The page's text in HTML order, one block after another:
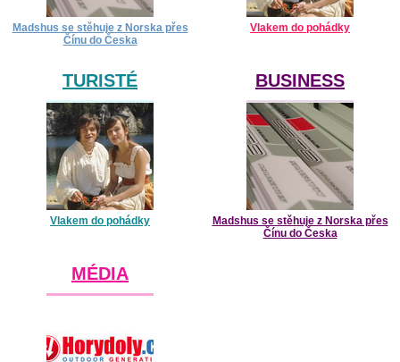
Madshus se stěhuje z Norska přes
Čínu do Česka
Vlakem do pohádky
TURISTÉ
Vlakem do pohádky
BUSINESS
Madshus se stěhuje z Norska přes
Čínu do Česka
MÉDIA